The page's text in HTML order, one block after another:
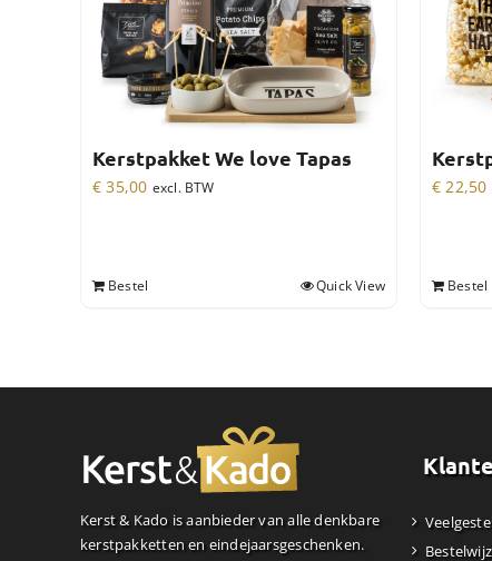
Kerstpakket We love Tapas
€ 35,00 excl. BTW
Bestel Quick View
€ 22,50
Bestel
Kerst & Kado is aanbieder van alle denkbare
kerstpakketten en eindejaarsgeschenken.